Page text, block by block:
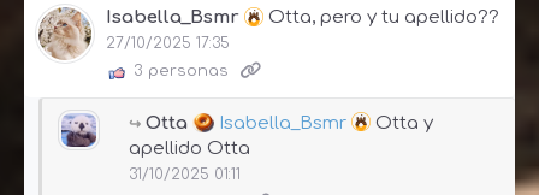
Isabella_Bsmr Otta, pero y tu apellido??
27/10/2025 17:35
3 personas
Otta Isabella_Bsmr
Otta y
apellido Otta
31/10/2025 01:11